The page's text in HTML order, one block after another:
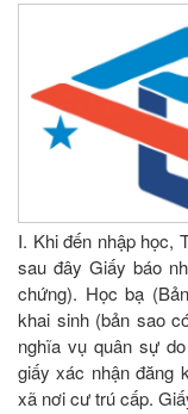
I. Khi đến nhập học,
sau đây Giấy báo
chứng). Học bạ
khai sinh (bản sao
nghĩa vụ quân sự
giấy xác nhận đăng
xã nơi cư trú cấp.